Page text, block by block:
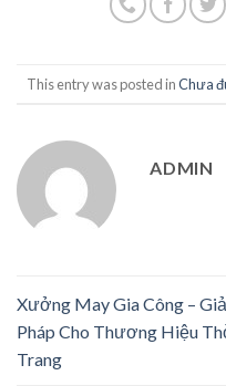
This entry was posted inChưa
ADMIN
Xưởng May Gia Công –
Pháp Cho Thương Hiệu
Trang